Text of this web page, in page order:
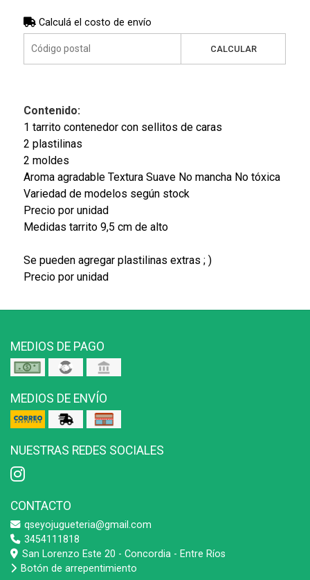
Calculá el costo de envío
CALCULAR
Contenido:
1 tarrito contenedor con sellitos de caras
2 plastilinas
2 moldes
Aroma agradable Textura Suave No mancha No tóxica
Variedad de modelos según stock
Precio por unidad
Medidas tarrito 9,5 cm de alto
Se pueden agregar plastilinas extras ; )
Precio por unidad
MEDIOS DE PAGO
MEDIOS DE ENVÍO
NUESTRAS REDES SOCIALES
CONTACTO
qseyojugueteria@gmail.com
3454111818
San Lorenzo Este 20 - Concordia - Entre Ríos
Botón de arrepentimiento